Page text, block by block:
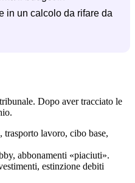
in un calcolo da rifare da
Dopo aver tracciato le
trasporto lavoro, cibo base,
abbonamenti «piaciuti».
estinzione debiti